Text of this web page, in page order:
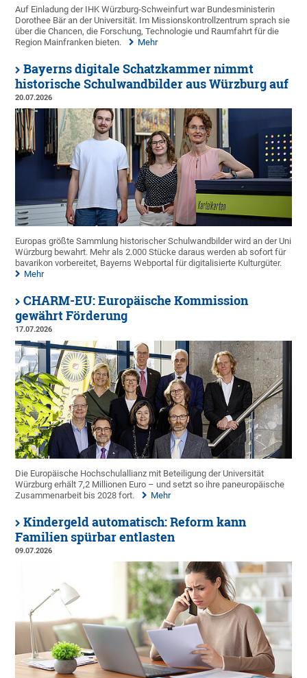
Auf Einladung der IHK Würzburg-Schweinfurt war Bundesministerin
Dorothee Bär an der Universität. Im Missionskontrollzentrum sprach sie
über die Chancen, die Forschung, Technologie und Raumfahrt für die
Region Mainfranken bieten.
Mehr
Bayerns digitale Schatzkammer nimmt
historische Schulwandbilder aus Würzburg auf
20.07.2026
Europas größte Sammlung historischer Schulwandbilder wird an der Uni
Würzburg bewahrt. Mehr als 2.000 Stücke daraus werden ab sofort für
bavarikon vorbereitet, Bayerns Webportal für digitalisierte Kulturgüter.
Mehr
CHARM-EU: Europäische Kommission
gewährt Förderung
17.07.2026
Die Europäische Hochschulallianz mit Beteiligung der Universität
Würzburg erhält 7,2 Millionen Euro – und setzt so ihre paneuropäische
Zusammenarbeit bis 2028 fort.
Mehr
Kindergeld automatisch: Reform kann
Familien spürbar entlasten
09.07.2026